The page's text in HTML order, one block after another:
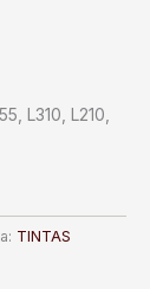
L310, L210,
TINTAS